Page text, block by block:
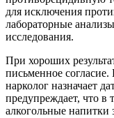
для исключения
лабораторные
исследования.
При хороших
письменное
нарколог назначает
предупреждает, что в
алкогольные напитки